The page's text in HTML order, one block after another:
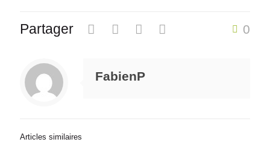
Partager 0
FabienP
Articles similaires